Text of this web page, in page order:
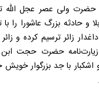
حضرت ولی عصر عجل الله
حادثه بزرگ عاشورا را
زائر ترسیم کرده و
حضرت حجت ابن
اشکبار با جد بزرگوار
.